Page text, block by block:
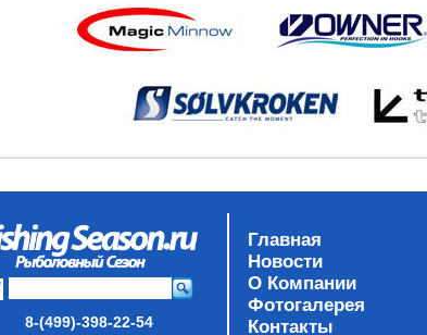
8-(499)-398-22-54
Главная
Новости
О Компании
Фотогалерея
Контакты